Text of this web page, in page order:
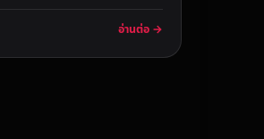
อ่านต่อ →